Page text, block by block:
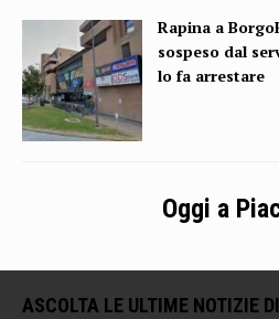
Rapina a
sospeso dal
lo fa arrestare
Oggi a
ASCOLTA LE ULTIME NOTIZIE